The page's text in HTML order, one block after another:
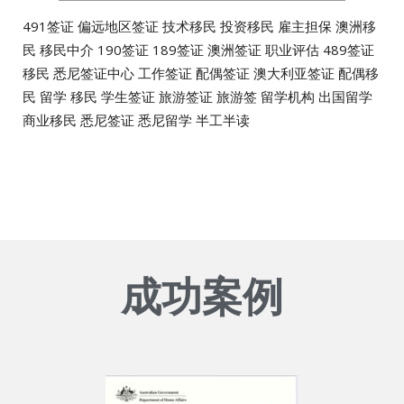
491签证 偏远地区签证 技术移民 投资移民 雇主担保 澳洲移
民 移民中介 190签证 189签证 澳洲签证 职业评估 489签证
移民 悉尼签证中心 工作签证 配偶签证 澳大利亚签证 配偶移
民 留学 移民 学生签证 旅游签证 旅游签 留学机构 出国留学
商业移民 悉尼签证 悉尼留学 半工半读
成功案例